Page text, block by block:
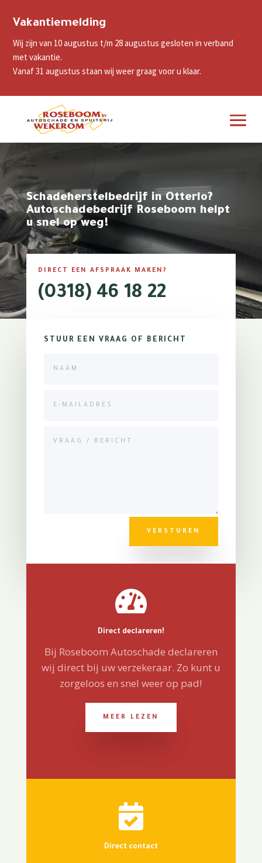
Vakantiemelding
Wij zijn van 10 augustus t/m 28 augustus gesloten in verband
met vakantie.
Vanaf 31 augustus staan wij weer graag voor u klaar.
Schadeherstelbedrijf in Otterlo?
Autoschadebedrijf Roseboom helpt
u snel op weg!
DIRECT EEN AFSPRAAK MAKEN?
(0318) 46 18 22
STUUR EEN VRAAG OF BERICHT
VERSTUREN

Direct declareren!
Bij Roseboom Autoschade declareren
wij direct bij uw verzekeraar. Zo kunt u
zorgeloos en snel weer op pad!
MEER LEZEN

Direct contact